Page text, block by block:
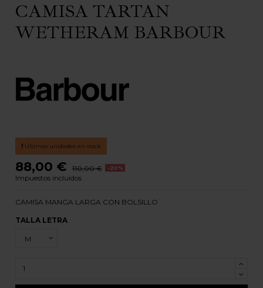
CAMISA TARTAN
WETHERAM BARBOUR
Últimas unidades en stock
88,00 € 110,00 € -20%
Impuestos incluidos
CAMISA MANGA LARGA CON BOLSILLO
TALLA LETRA